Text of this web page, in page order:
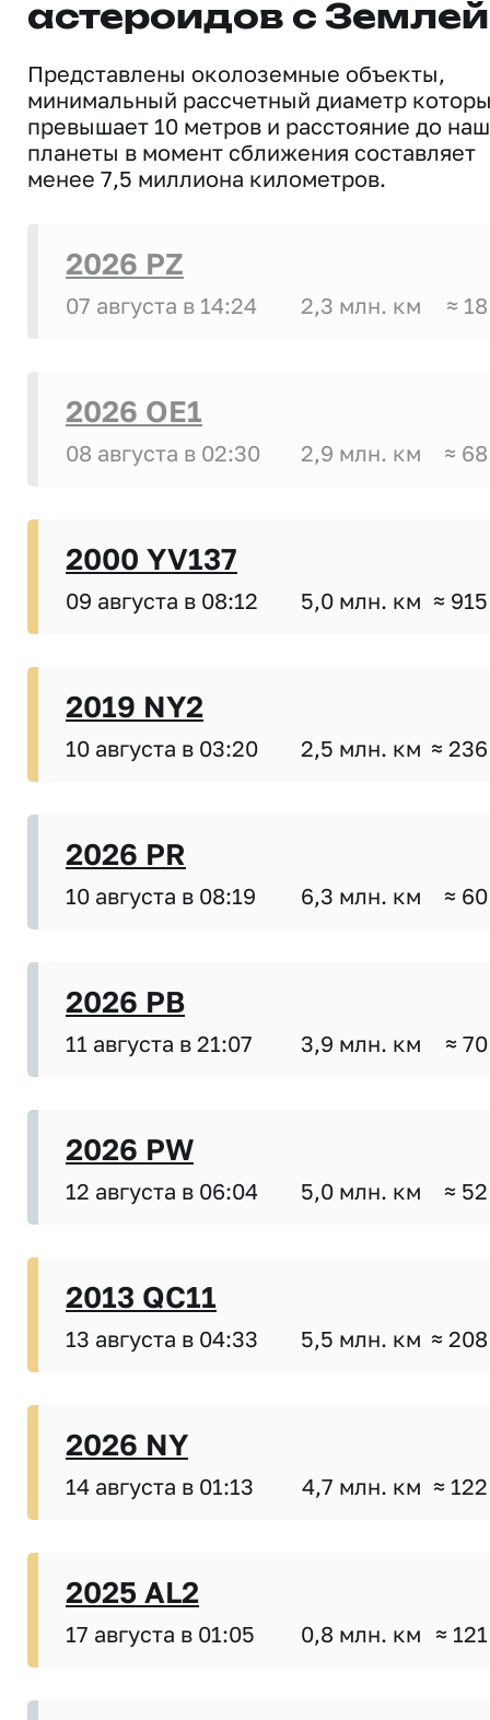
астероидов с Землей
Представлены околоземные объекты,
минимальный рассчетный диаметр
превышает 10 метров и расстояние до
планеты в момент сближения составляет
менее 7,5 миллиона километров.
2026 PZ
07 августа в 14:24 2,3 млн. км ≈
2026 OE1
08 августа в 02:30 2,9 млн. км ≈
2000 YV137
09 августа в 08:12 5,0 млн. км ≈
2019 NY2
10 августа в 03:20 2,5 млн. км ≈
2026 PR
10 августа в 08:19 6,3 млн. км ≈
2026 PB
11 августа в 21:07 3,9 млн. км ≈
2026 PW
12 августа в 06:04 5,0 млн. км ≈
2013 QC11
13 августа в 04:33 5,5 млн. км ≈
2026 NY
14 августа в 01:13 4,7 млн. км ≈
2025 AL2
17 августа в 01:05 0,8 млн. км ≈